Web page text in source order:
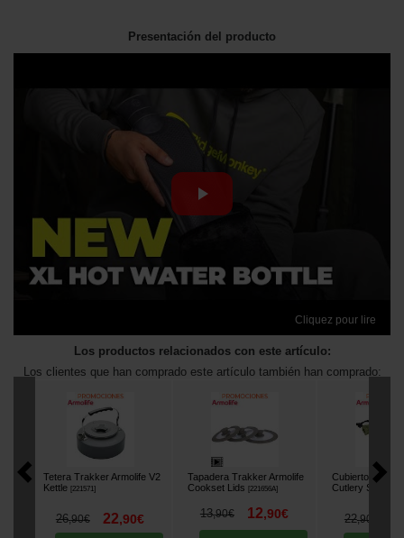
Presentación del producto
Cliquez pour lire
Los productos relacionados con este artículo:
Los clientes que han comprado este artículo también han comprado:
Tetera Trakker Armolife V2
Kettle [221571]
26,90€ 22,90€
Tapadera Trakker Armolife
Cookset Lids
[221656A]
13,90€ 12,90€
Cubiertos
Cutlery Set
22,90